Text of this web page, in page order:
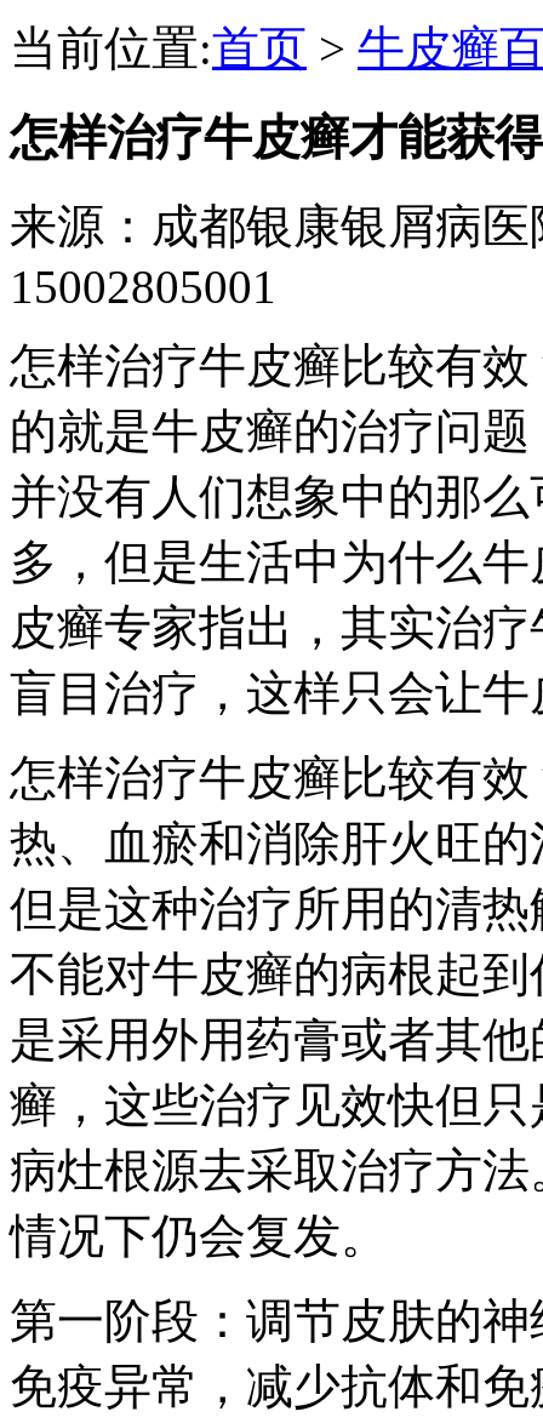
当前位置:首页 > 牛皮癣
怎样治疗牛皮癣才能获
来源：成都银康银屑病
15002805001
怎样治疗牛皮癣比较有
的就是牛皮癣的治疗问
并没有人们想象中的那
多，但是生活中为什么
皮癣专家指出，其实治
盲目治疗，这样只会让
怎样治疗牛皮癣比较有
热、血瘀和消除肝火旺
但是这种治疗所用的清
不能对牛皮癣的病根起
是采用外用药膏或者其
癣，这些治疗见效快但
病灶根源去采取治疗方
情况下仍会复发。
第一阶段：调节皮肤的
免疫异常，减少抗体和